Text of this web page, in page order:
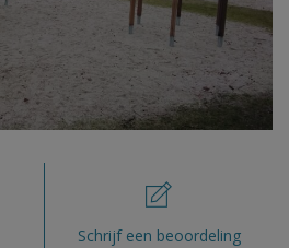
Schrijf een beoordeling